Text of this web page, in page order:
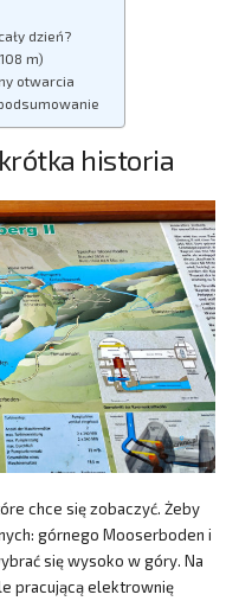
dzień?
m)
otwarcia
historia
chce się zobaczyć. Żeby
górnego Mooserboden i
się wysoko w góry. Na
pracującą elektrownię